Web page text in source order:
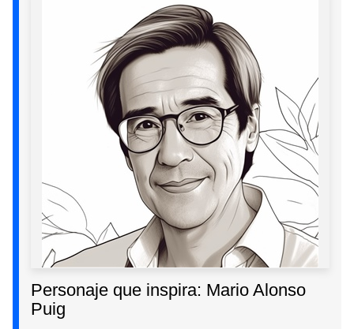
Personaje que inspira: Mario Alonso
Puig